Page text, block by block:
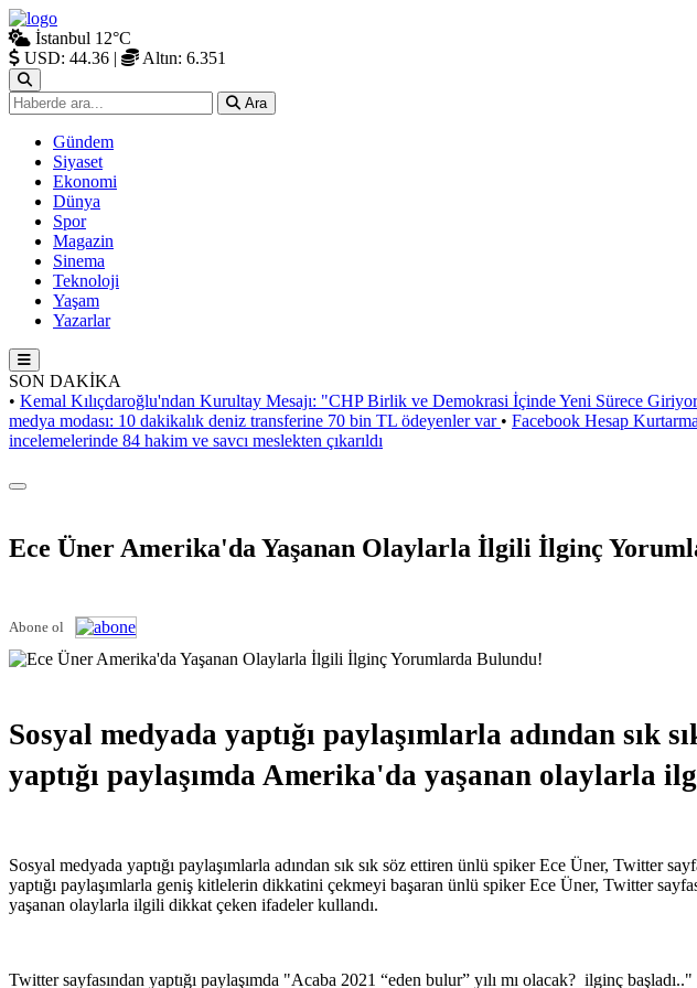
İstanbul 12°C
USD: 44.36 | Altın: 6.351
Ara
Gündem
Siyaset
Ekonomi
Dünya
Spor
Magazin
Sinema
Teknoloji
Yaşam
Yazarlar
SON DAKİKA
• Kemal Kılıçdaroğlu'ndan Kurultay Mesajı: "CHP Birlik ve Demokrasi İçinde Yeni Sürece
medya modası: 10 dakikalık deniz transferine 70 bin TL ödeyenler var • Facebook Hesap
incelemelerinde 84 hakim ve savcı meslekten çıkarıldı
Ece Üner Amerika'da Yaşanan Olaylarla İlgili İlginç
Abone ol
Sosyal medyada yaptığı paylaşımlarla adından sık
yaptığı paylaşımda Amerika'da yaşanan olaylarla
Sosyal medyada yaptığı paylaşımlarla adından sık sık söz ettiren ünlü spiker Ece Üner, Twitter
yaptığı paylaşımlarla geniş kitlelerin dikkatini çekmeyi başaran ünlü spiker Ece Üner, Twitter
yaşanan olaylarla ilgili dikkat çeken ifadeler kullandı.
Twitter sayfasından yaptığı paylaşımda "Acaba 2021 “eden bulur” yılı mı olacak? ilginç